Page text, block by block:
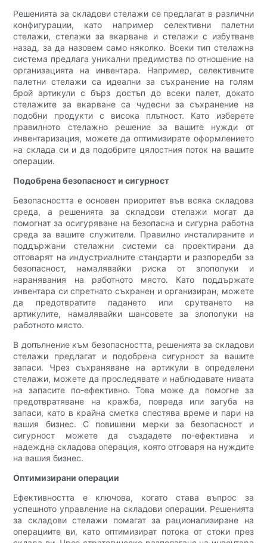
Решенията за складови стелажи се предлагат в различни
конфигурации, като например селективни палетни
стелажи, стелажи за вкарване и стелажи с избутване
назад, за да назовем само няколко. Всеки тип стелажна
система предлага уникални предимства по отношение на
организацията на инвентара. Например, селективните
палетни стелажи са идеални за съхранение на голям
брой артикули с бърз достъп до всеки палет, докато
стелажите за вкарване са чудесни за съхранение на
подобни продукти с висока плътност. Като изберете
правилното стелажно решение за вашите нужди от
инвентаризация, можете да оптимизирате оформлението
на склада си и да подобрите цялостния поток на вашите
операции.
Подобрена безопасност и сигурност
Безопасността е основен приоритет във всяка складова
среда, а решенията за складови стелажи могат да
помогнат за осигуряване на безопасна и сигурна работна
среда за вашите служители. Правилно инсталираните и
поддържани стелажни системи са проектирани да
отговарят на индустриалните стандарти и разпоредби за
безопасност, намалявайки риска от злополуки и
наранявания на работното място. Като поддържате
инвентара си спретнато съхранен и организиран, можете
да предотвратите падането или срутването на
артикулите, намалявайки шансовете за злополуки на
работното място.
В допълнение към безопасността, решенията за складови
стелажи предлагат и подобрена сигурност за вашите
запаси. Чрез съхраняване на артикули в определени
стелажи, можете да проследявате и наблюдавате нивата
на запасите по-ефективно. Това може да помогне за
предотвратяване на кражба, повреда или загуба на
запаси, като в крайна сметка спестява време и пари на
вашия бизнес. С повишени мерки за безопасност и
сигурност можете да създадете по-ефективна и
надеждна складова операция, която отговаря на нуждите
на вашия бизнес.
Оптимизирани операции
Ефективността е ключова, когато става въпрос за
успешното управление на складови операции. Решенията
за складови стелажи помагат за рационализиране на
операциите ви, като оптимизират потока от стоки през